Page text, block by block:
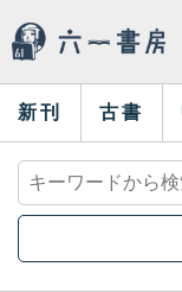
新刊 古書